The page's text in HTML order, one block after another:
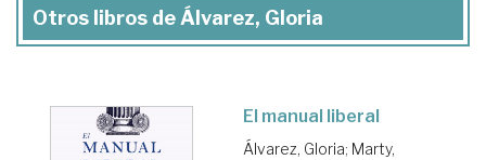
Otros libros de Álvarez, Gloria
El manual liberal
Álvarez, Gloria; Marty,